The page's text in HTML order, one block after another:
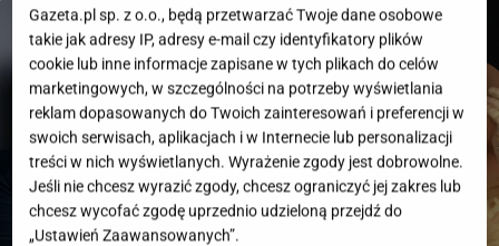
Gazeta.pl sp. z o.o., będą przetwarzać Twoje dane osobowe
takie jak adresy IP, adresy e-mail czy identyfikatory plików
cookie lub inne informacje zapisane w tych plikach do celów
marketingowych, w szczególności na potrzeby wyświetlania
reklam dopasowanych do Twoich zainteresowań i preferencji w
swoich serwisach, aplikacjach i w Internecie lub personalizacji
treści w nich wyświetlanych. Wyrażenie zgody jest dobrowolne.
Jeśli nie chcesz wyrazić zgody, chcesz ograniczyć jej zakres lub
chcesz wycofać zgodę uprzednio udzieloną przejdź do
„Ustawień Zaawansowanych”.